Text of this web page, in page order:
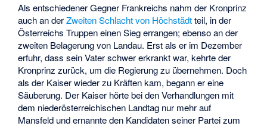
Als entschiedener Gegner Frankreichs nahm der Kronprinz
auch an derZweiten Schlacht von Höchstädtteil, in der
Österreichs Truppen einen Sieg errangen; ebenso an der
zweiten Belagerung von Landau. Erst als er im Dezember
erfuhr, dass sein Vater schwer erkrankt war, kehrte der
Kronprinz zurück, um die Regierung zu übernehmen. Doch
als der Kaiser wieder zu Kräften kam, begann er eine
Säuberung. Der Kaiser hörte bei den Verhandlungen mit
dem niederösterreichischen Landtag nur mehr auf
Mansfeld und ernannte den Kandidaten seiner Partei zum